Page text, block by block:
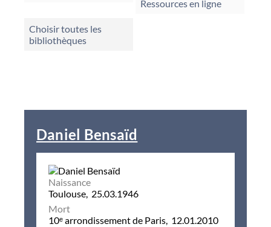
Ressources en ligne
Choisir toutes les
bibliothèques
Daniel Bensaïd
Naissance
Toulouse, 25.03.1946
Mort
10ᵉ arrondissement de Paris, 12.01.2010